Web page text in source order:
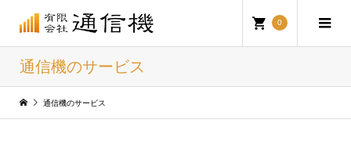
0
通信機のサービス
通信機のサービス